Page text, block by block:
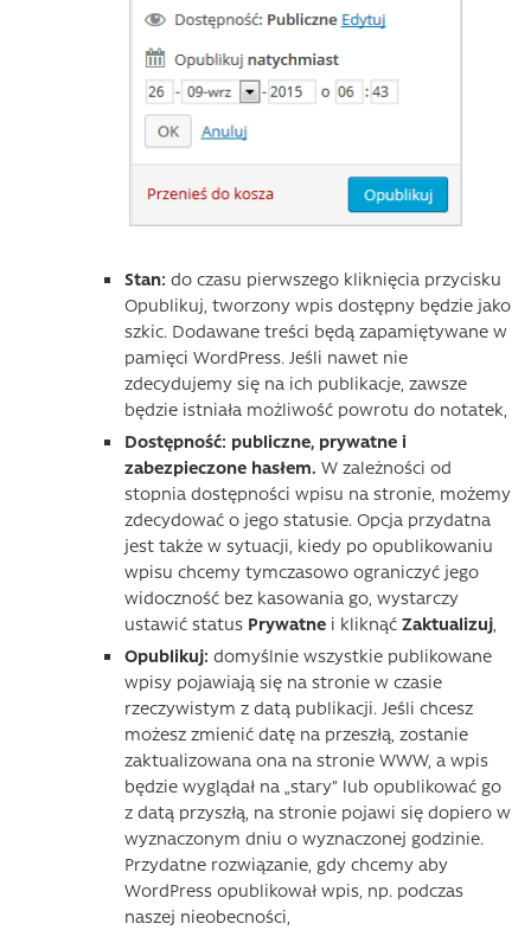
Stan: do czasu pierwszego kliknięcia przycisku
Opublikuj, tworzony wpis dostępny będzie jako
szkic. Dodawane treści będą zapamiętywane w
pamięci WordPress. Jeśli nawet nie
zdecydujemy się na ich publikacje, zawsze
będzie istniała możliwość powrotu do notatek,
Dostępność: publiczne, prywatne i
zabezpieczone hasłem. W zależności od
stopnia dostępności wpisu na stronie, możemy
zdecydować o jego statusie. Opcja przydatna
jest także w sytuacji, kiedy po opublikowaniu
wpisu chcemy tymczasowo ograniczyć jego
widoczność bez kasowania go, wystarczy
ustawić status Prywatne i kliknąć Zaktualizuj,
Opublikuj: domyślnie wszystkie publikowane
wpisy pojawiają się na stronie w czasie
rzeczywistym z datą publikacji. Jeśli chcesz
możesz zmienić datę na przeszłą, zostanie
zaktualizowana ona na stronie WWW, a wpis
będzie wyglądał na „stary” lub opublikować go
z datą przyszłą, na stronie pojawi się dopiero w
wyznaczonym dniu o wyznaczonej godzinie.
Przydatne rozwiązanie, gdy chcemy aby
WordPress opublikował wpis, np. podczas
naszej nieobecności,